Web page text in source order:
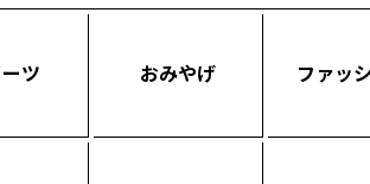
ツ おみやげ ファッ